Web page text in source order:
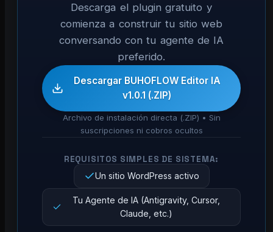
Descarga el plugin gratuito y
comienza a construir tu sitio web
conversando con tu agente de IA
preferido.
Descargar BUHOFLOW Editor IA
v1.0.1 (.ZIP)
Archivo de instalación directa (.ZIP) • Sin
suscripciones ni cobros ocultos
REQUISITOS SIMPLES DE SISTEMA:
Un sitio WordPress activo
Tu Agente de IA (Antigravity, Cursor,
Claude, etc.)